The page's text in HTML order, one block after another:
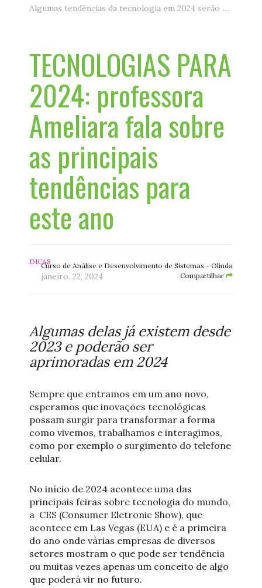
Algumas tendências da tecnologia em 2024 serão aprimoramentos de outras lançadas em 2023.
TECNOLOGIAS PARA
2024: professora
Ameliara fala sobre
as principais
tendências para
este ano
DICASCurso de Análise e Desenvolvimento de Sistemas - Olinda
janeiro. 22, 2024 Compartilhar
Algumas delas já existem desde
2023 e poderão ser
aprimoradas em 2024
Sempre que entramos em um ano novo,
esperamos que inovações tecnológicas
possam surgir para transformar a forma
como vivemos, trabalhamos e interagimos,
como por exemplo o surgimento do telefone
celular.
No início de 2024 acontece uma das
principais feiras sobre tecnologia do mundo,
a CES (Consumer Eletronic Show), que
acontece em Las Vegas (EUA) e é a primeira
do ano onde várias empresas de diversos
setores mostram o que pode ser tendência
ou muitas vezes apenas um conceito de algo
que poderá vir no futuro.